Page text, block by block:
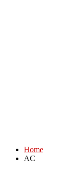
Home
AC